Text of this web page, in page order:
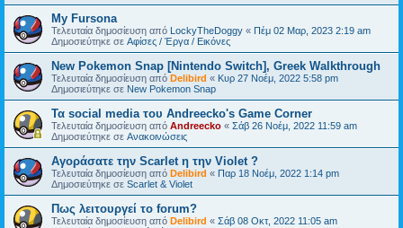
My Fursona
Τελευταία δημοσίευση από LockyTheDoggy « Πέμ 02 Μαρ, 2023 2:19 am
Δημοσιεύτηκε σε Αφίσες / Έργα / Εικόνες
New Pokemon Snap [Nintendo Switch], Greek Walkthrough
Τελευταία δημοσίευση από Delibird « Κυρ 27 Νοέμ, 2022 5:58 pm
Δημοσιεύτηκε σε New Pokemon Snap
Τα social media του Andreecko's Game Corner
Τελευταία δημοσίευση από Andreecko « Σάβ 26 Νοέμ, 2022 11:59 am
Δημοσιεύτηκε σε Ανακοινώσεις
Αγοράσατε την Scarlet η την Violet ?
Τελευταία δημοσίευση από Delibird « Παρ 18 Νοέμ, 2022 1:14 pm
Δημοσιεύτηκε σε Scarlet & Violet
Πως λειτουργεί το forum?
Τελευταία δημοσίευση από Delibird « Σάβ 08 Οκτ, 2022 11:05 am